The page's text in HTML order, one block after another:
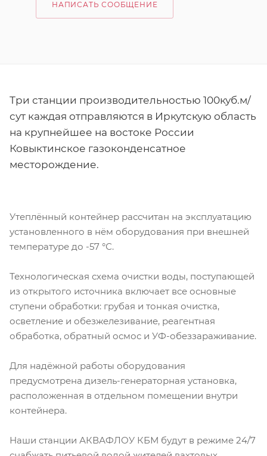
НАПИСАТЬ СООБЩЕНИЕ
Три станции производительностью 100куб.м/
сут каждая отправляются в Иркутскую область
на крупнейшее на востоке России
Ковыктинское газоконденсатное
месторождение.
Утеплённый контейнер рассчитан на эксплуатацию
установленного в нём оборудования при внешней
температуре до -57 °С.
Технологическая схема очистки воды, поступающей
из открытого источника включает все основные
ступени обработки: грубая и тонкая очистка,
осветление и обезжелезивание, реагентная
обработка, обратный осмос и УФ-обеззараживание.
Для надёжной работы оборудования
предусмотрена дизель-генераторная установка,
расположенная в отдельном помещении внутри
контейнера.
Наши станции АКВАФЛОУ КБМ будут в режиме 24/7